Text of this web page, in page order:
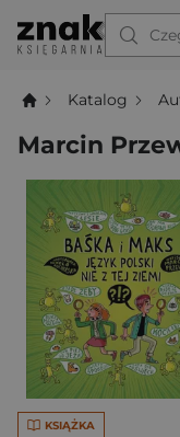
Katalog
Marcin
KSIĄŻKA